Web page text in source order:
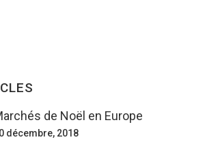
de Noël en Europe
décembre, 2018